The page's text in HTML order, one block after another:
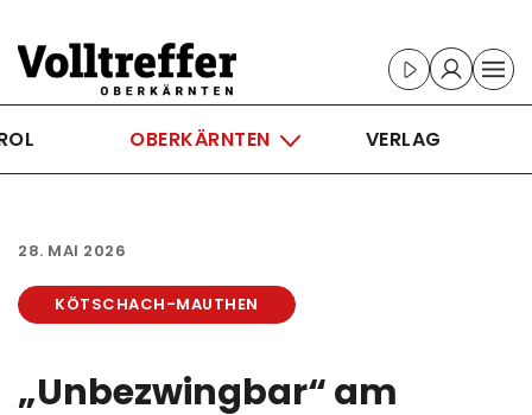
Skip to main content
OBERKÄRNTEN VERLAG
28. MAI 2026
KÖTSCHACH-MAUTHEN
„Unbezwingbar“ am